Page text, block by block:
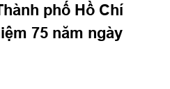
phố Hồ Chí
75 năm ngày